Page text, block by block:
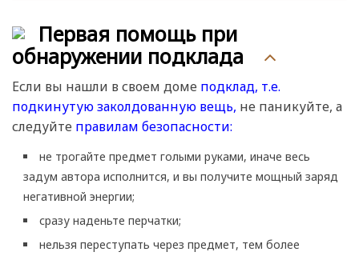
Первая помощь при
обнаружении подклада
Если вы нашли в своем доме подклад, т.е.
подкинутую заколдованную вещь, не паникуйте, а
следуйте правилам безопасности:
не трогайте предмет голыми руками, иначе весь
задум автора исполнится, и вы получите мощный заряд
негативной энергии;
сразу наденьте перчатки;
нельзя переступать через предмет, тем более